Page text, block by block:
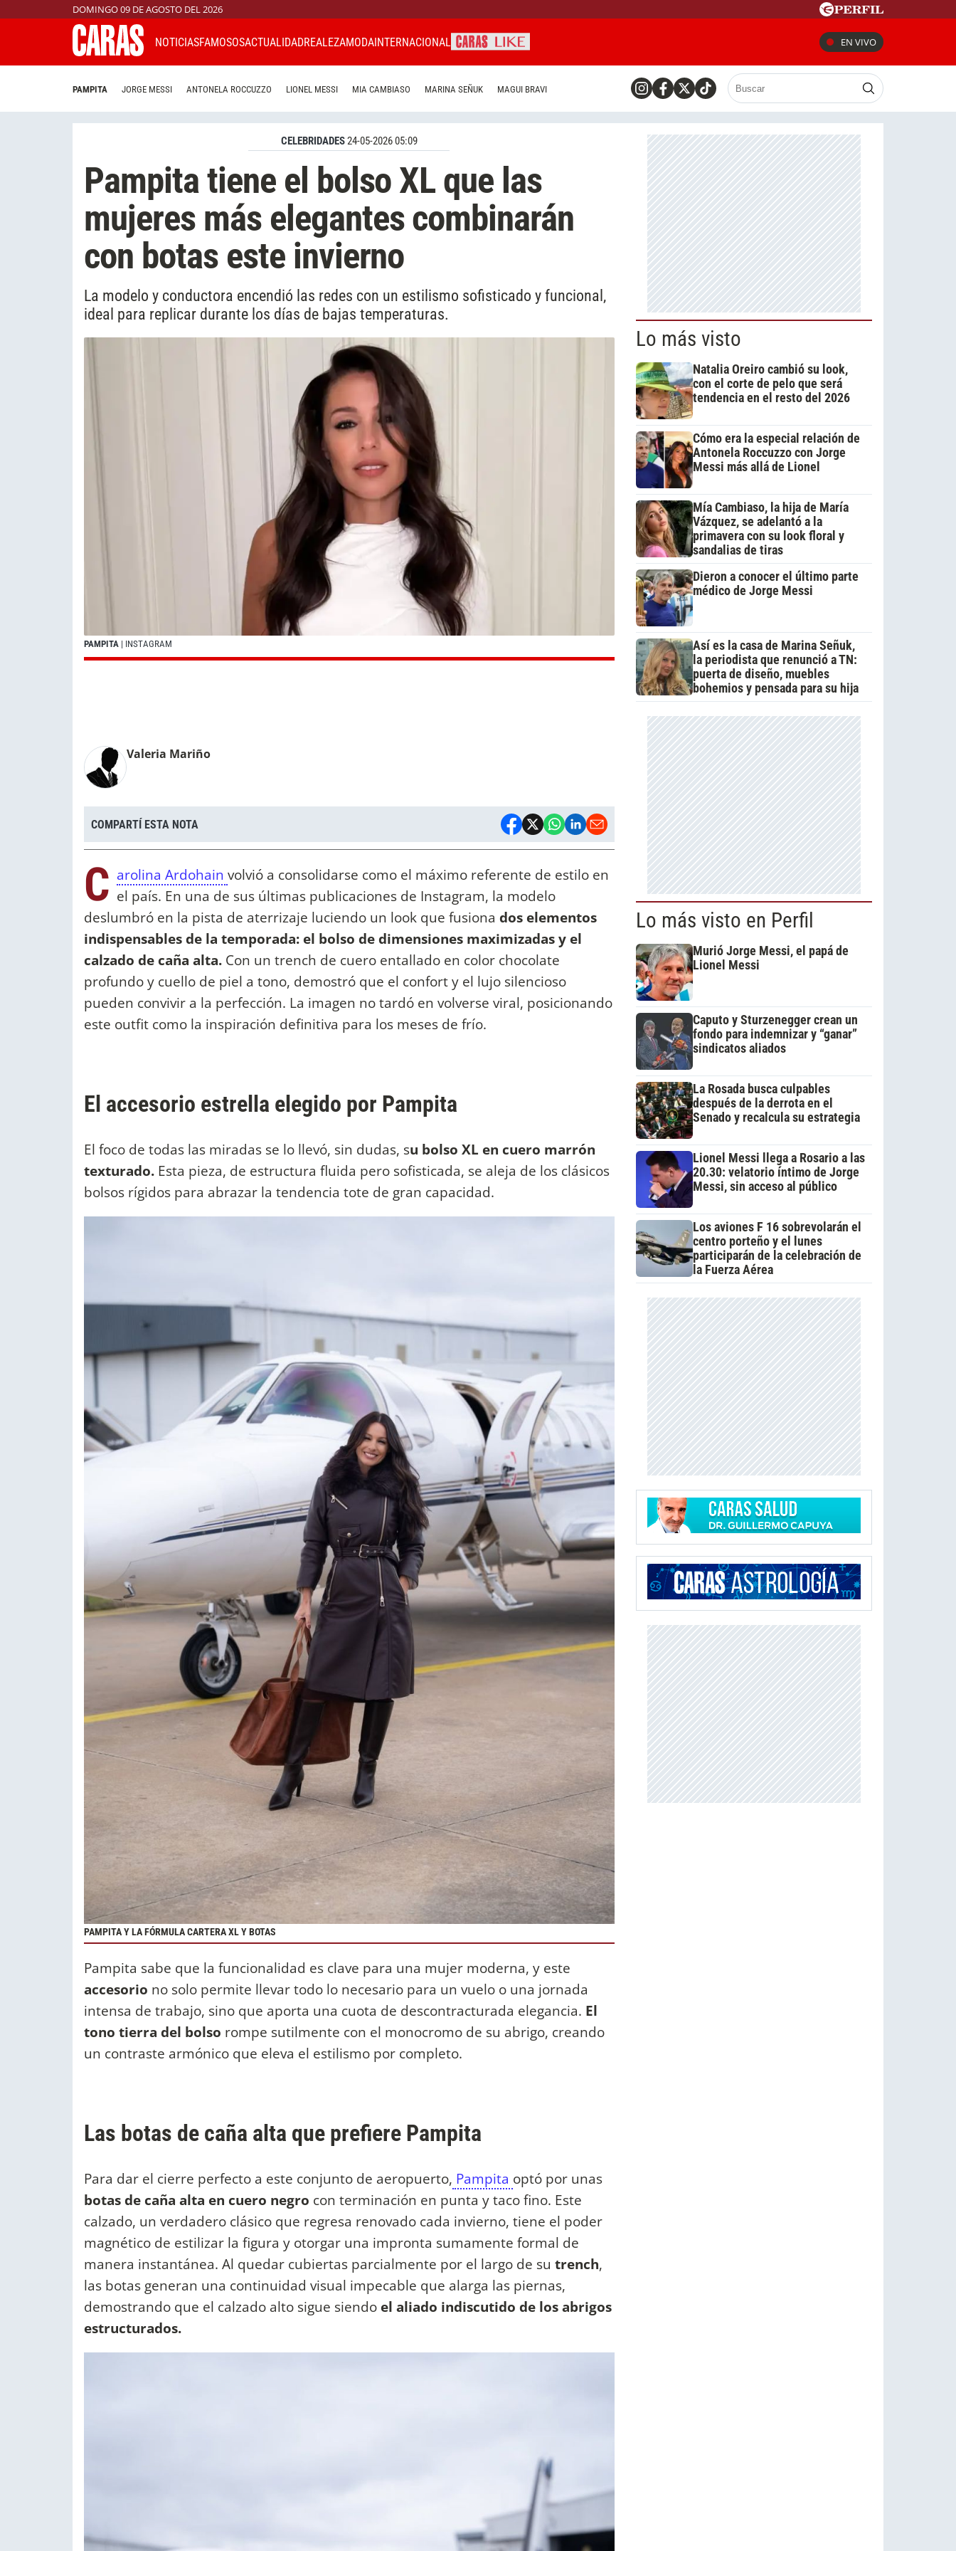
DOMINGO 09 DE AGOSTO DEL 2026
NOTICIASFAMOSOSACTUALIDADREALEZAMODAINTERNACIONAL EN VIVO
PAMPITA JORGE MESSI ANTONELA ROCCUZZO LIONEL MESSI MIA CAMBIASO MARINA SEÑUK MAGUI BRAVI
CELEBRIDADES24-05-2026 05:09
Pampita tiene el bolso XL que las
mujeres más elegantes combinarán
con botas este invierno
La modelo y conductora encendió las redes con un estilismo sofisticado y funcional,
ideal para replicar durante los días de bajas temperaturas.
PAMPITA | INSTAGRAM
Valeria Mariño
COMPARTÍ ESTA NOTA
C arolina Ardohain volvió a consolidarse como el máximo referente de estilo en
el país. En una de sus últimas publicaciones de Instagram, la modelo
deslumbró en la pista de aterrizaje luciendo un look que fusiona dos elementos
indispensables de la temporada: el bolso de dimensiones maximizadas y el
calzado de caña alta. Con un trench de cuero entallado en color chocolate
profundo y cuello de piel a tono, demostró que el confort y el lujo silencioso
pueden convivir a la perfección. La imagen no tardó en volverse viral, posicionando
este outfit como la inspiración definitiva para los meses de frío.
El accesorio estrella elegido por Pampita
El foco de todas las miradas se lo llevó, sin dudas, su bolso XL en cuero marrón
texturado. Esta pieza, de estructura fluida pero sofisticada, se aleja de los clásicos
bolsos rígidos para abrazar la tendencia tote de gran capacidad.
PAMPITA Y LA FÓRMULA CARTERA XL Y BOTAS
Pampita sabe que la funcionalidad es clave para una mujer moderna, y este
accesorio no solo permite llevar todo lo necesario para un vuelo o una jornada
intensa de trabajo, sino que aporta una cuota de descontracturada elegancia. El
tono tierra del bolso rompe sutilmente con el monocromo de su abrigo, creando
un contraste armónico que eleva el estilismo por completo.
Las botas de caña alta que prefiere Pampita
Para dar el cierre perfecto a este conjunto de aeropuerto, Pampita optó por unas
botas de caña alta en cuero negro con terminación en punta y taco fino. Este
calzado, un verdadero clásico que regresa renovado cada invierno, tiene el poder
magnético de estilizar la figura y otorgar una impronta sumamente formal de
manera instantánea. Al quedar cubiertas parcialmente por el largo de su trench,
las botas generan una continuidad visual impecable que alarga las piernas,
demostrando que el calzado alto sigue siendo el aliado indiscutido de los abrigos
estructurados.
Lo más visto
Natalia Oreiro cambió su look,
con el corte de pelo que será
tendencia en el resto del 2026
Cómo era la especial relación de
Antonela Roccuzzo con Jorge
Messi más allá de Lionel
Mía Cambiaso, la hija de María
Vázquez, se adelantó a la
primavera con su look floral y
sandalias de tiras
Dieron a conocer el último parte
médico de Jorge Messi
Así es la casa de Marina Señuk,
la periodista que renunció a TN:
puerta de diseño, muebles
bohemios y pensada para su hija
Lo más visto en Perfil
Murió Jorge Messi, el papá de
Lionel Messi
Caputo y Sturzenegger crean un
fondo para indemnizar y “ganar”
sindicatos aliados
La Rosada busca culpables
después de la derrota en el
Senado y recalcula su estrategia
Lionel Messi llega a Rosario a las
20.30: velatorio íntimo de Jorge
Messi, sin acceso al público
Los aviones F 16 sobrevolarán el
centro porteño y el lunes
participarán de la celebración de
la Fuerza Aérea